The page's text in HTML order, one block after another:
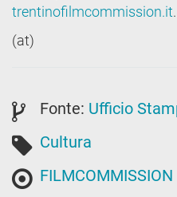
trentinofilmcommission.it.
(at)
Fonte: Ufficio
Cultura
FILMCOMMISSION